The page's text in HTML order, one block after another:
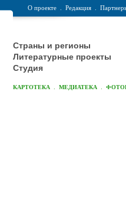
О проекте Редакция
Страны и регионы
Литературные проекты
Студия
КАРТОТЕКА МЕДИАТЕКА